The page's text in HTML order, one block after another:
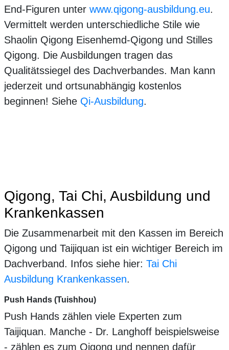
End-Figuren unter www.qigong-ausbildung.eu.
Vermittelt werden unterschiedliche Stile wie
Shaolin Qigong Eisenhemd-Qigong und Stilles
Qigong. Die Ausbildungen tragen das
Qualitätssiegel des Dachverbandes. Man kann
jederzeit und ortsunabhängig kostenlos
beginnen! Siehe Qi-Ausbildung.
Qigong, Tai Chi, Ausbildung und
Krankenkassen
Die Zusammenarbeit mit den Kassen im Bereich
Qigong und Taijiquan ist ein wichtiger Bereich im
Dachverband. Infos siehe hier: Tai Chi
Ausbildung Krankenkassen.
Push Hands (Tuishhou)
Push Hands zählen viele Experten zum
Taijiquan. Manche - Dr. Langhoff beispielsweise
- zählen es zum Qigong und nennen dafür